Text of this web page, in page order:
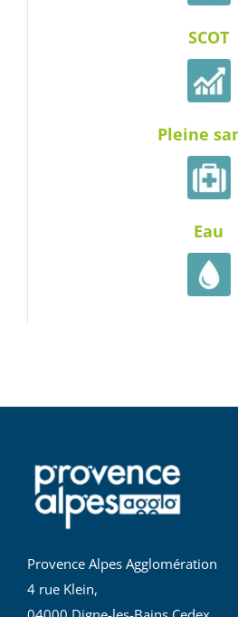
SCOT
Pleine
Eau
Provence Alpes Agglomération
4 rue Klein,